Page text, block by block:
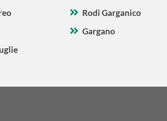
Rodi Garganico
Gargano